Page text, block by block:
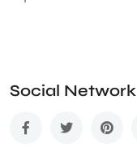
Social Network